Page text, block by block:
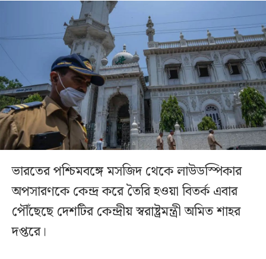
ভারতের পশ্চিমবঙ্গে মসজিদ থেকে লাউডস্পিকার
অপসারণকে কেন্দ্র করে তৈরি হওয়া বিতর্ক এবার
পৌঁছেছে দেশটির কেন্দ্রীয় স্বরাষ্ট্রমন্ত্রী অমিত শাহর
দপ্তরে।